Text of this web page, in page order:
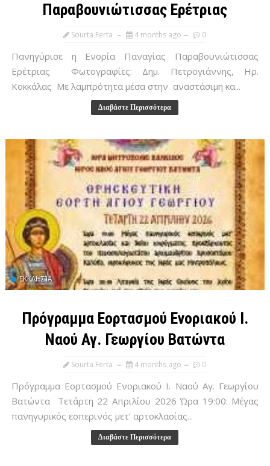
Παραβουνιώτισσας Ερέτριας
Sourta Ferta 4 months ago 0
Πανηγύρισε η Ενορία Παναγίας Παραβουνιώτισσας
Ερέτριας Φωτογραφίες: Δημ. Πετρογιάννης, Ηρ.
Κοκκάλας Με λαμπρότητα μέσα στην αναστάσιμη κα...
Διαβάστε Περισσότερα
ΕΚΚΛΗΣΊΑ
Πρόγραμμα Εορτασμού Ενοριακού Ι.
Ναού Αγ. Γεωργίου Βατώντα
Sourta Ferta 4 months ago 0
Πρόγραμμα Εορτασμού Ενοριακού Ι. Ναού Αγ. Γεωργίου
Βατώντα Τετάρτη 22 Απριλίου 2026 Ώρα 19:00: Μέγας
πανηγυρικός εσπερινός μετ’ αρτοκλασίας...
Διαβάστε Περισσότερα